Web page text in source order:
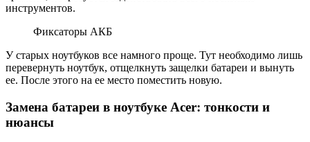
инструментов.
Фиксаторы АКБ
У старых ноутбуков все намного проще. Тут необходимо лишь
перевернуть ноутбук, отщелкнуть защелки батареи и вынуть
ее. После этого на ее место поместить новую.
Замена батареи в ноутбуке Aсer: тонкости и
нюансы